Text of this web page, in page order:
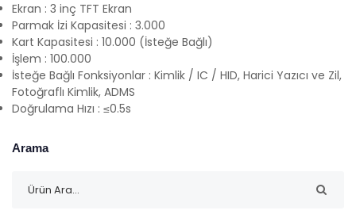
Ekran : 3 inç TFT Ekran
Parmak İzi Kapasitesi : 3.000
Kart Kapasitesi : 10.000 (İsteğe Bağlı)
İşlem : 100.000
İsteğe Bağlı Fonksiyonlar : Kimlik / IC / HID, Harici Yazıcı ve Zil,
Fotoğraflı Kimlik, ADMS
Doğrulama Hızı : ≤0.5s
Arama